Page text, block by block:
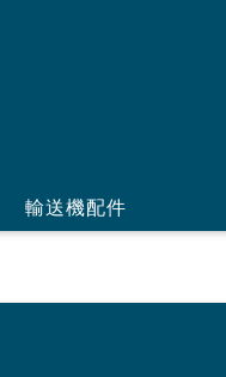
輸送機配件